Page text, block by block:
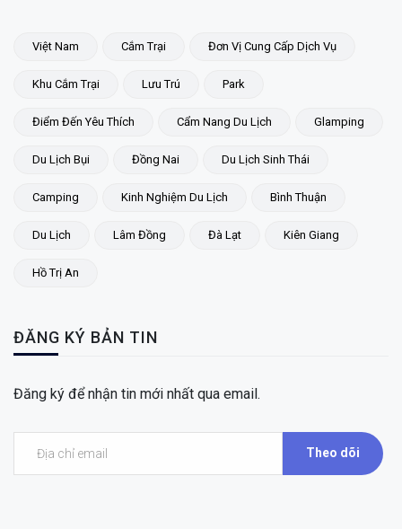
Việt Nam Cắm Trại Đơn Vị Cung Cấp Dịch Vụ
Khu Cắm Trại Lưu Trú Park
Điểm Đến Yêu Thích Cẩm Nang Du Lịch Glamping
Du Lịch Bụi Đồng Nai Du Lịch Sinh Thái
Camping Kinh Nghiệm Du Lịch Bình Thuận
Du Lịch Lâm Đồng Đà Lạt Kiên Giang
Hồ Trị An
ĐĂNG KÝ BẢN TIN
Đăng ký để nhận tin mới nhất qua email.
Theo dõi